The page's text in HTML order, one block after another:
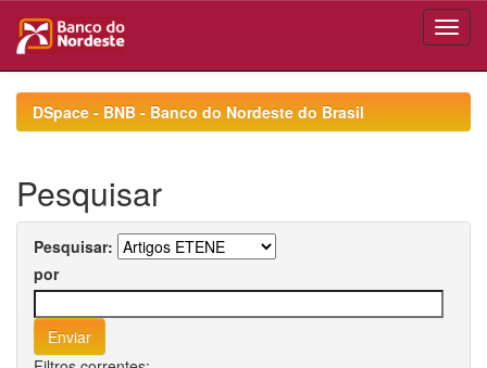
navigationDSpace - BNB - Banco do Nordeste do Brasil
Pesquisar
Pesquisar:
por